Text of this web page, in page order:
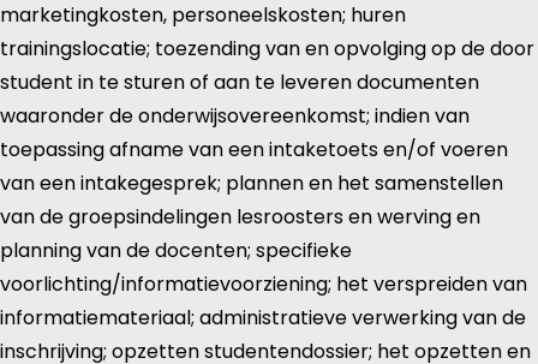
marketingkosten, personeelskosten; huren
trainingslocatie; toezending van en opvolging op de door
student in te sturen of aan te leveren documenten
waaronder de onderwijsovereenkomst; indien van
toepassing afname van een intaketoets en/of voeren
van een intakegesprek; plannen en het samenstellen
van de groepsindelingen lesroosters en werving en
planning van de docenten; specifieke
voorlichting/informatievoorziening; het verspreiden van
informatiemateriaal; administratieve verwerking van de
inschrijving; opzetten studentendossier; het opzetten en